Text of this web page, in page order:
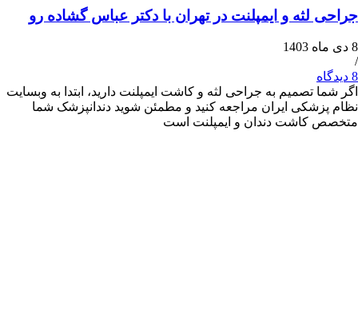
و ایمپلنت در تهران با دکتر عباس گشاده رو
تصمیم به جراحی لثه و کاشت ایمپلنت دارید، ابتدا به وبسایت
ایران مراجعه کنید و مطمئن شوید دندانپزشک شما
دندان و ایمپلنت است